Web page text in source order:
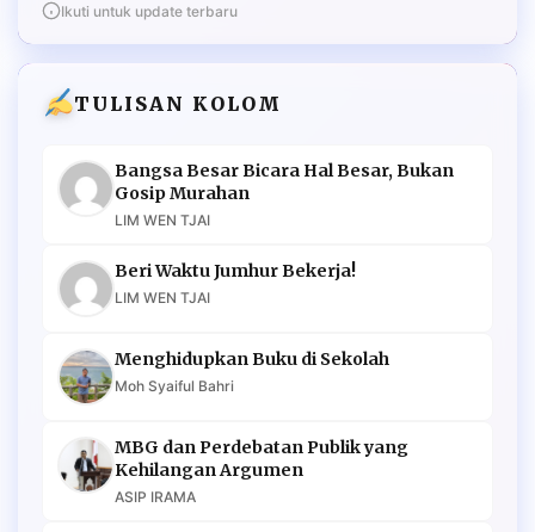
Ikuti untuk update terbaru
TULISAN KOLOM
Bangsa Besar Bicara Hal Besar, Bukan
Gosip Murahan
LIM WEN TJAI
Beri Waktu Jumhur Bekerja!
LIM WEN TJAI
Menghidupkan Buku di Sekolah
Moh Syaiful Bahri
MBG dan Perdebatan Publik yang
Kehilangan Argumen
ASIP IRAMA